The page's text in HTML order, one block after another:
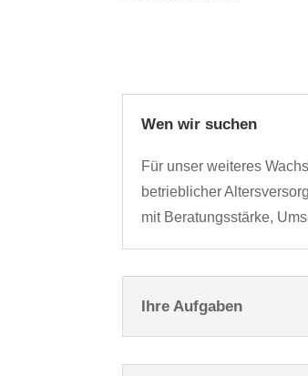
Wen wir suchen
Für unser weiteres
betrieblicher
mit Beratungsstärke,
Ihre Aufgaben